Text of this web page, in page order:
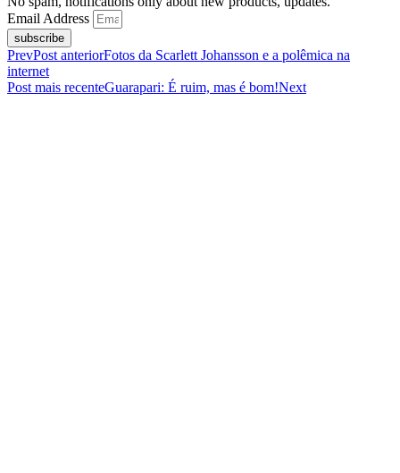
Email Address
subscribe
PrevPost anteriorFotos da Scarlett Johansson e a polêmica na
internet
Post mais recenteGuarapari: É ruim, mas é bom!Next